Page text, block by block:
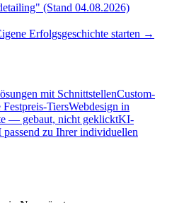
(Stand 04.08.2026)
Erfolgsgeschichte starten →
mit SchnittstellenCustom-
Festpreis-TiersWebdesign in
— gebaut, nicht geklicktKI-
zu Ihrer individuellen